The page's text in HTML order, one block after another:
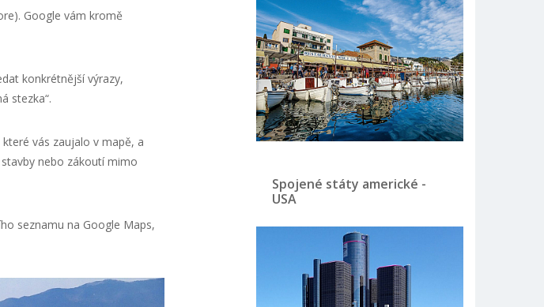
Google vám kromě
konkrétnější výrazy,
stezka“.
vás zaujalo v mapě, a
nebo zákoutí mimo
seznamu na Google Maps,
Spojené státy americké -
USA